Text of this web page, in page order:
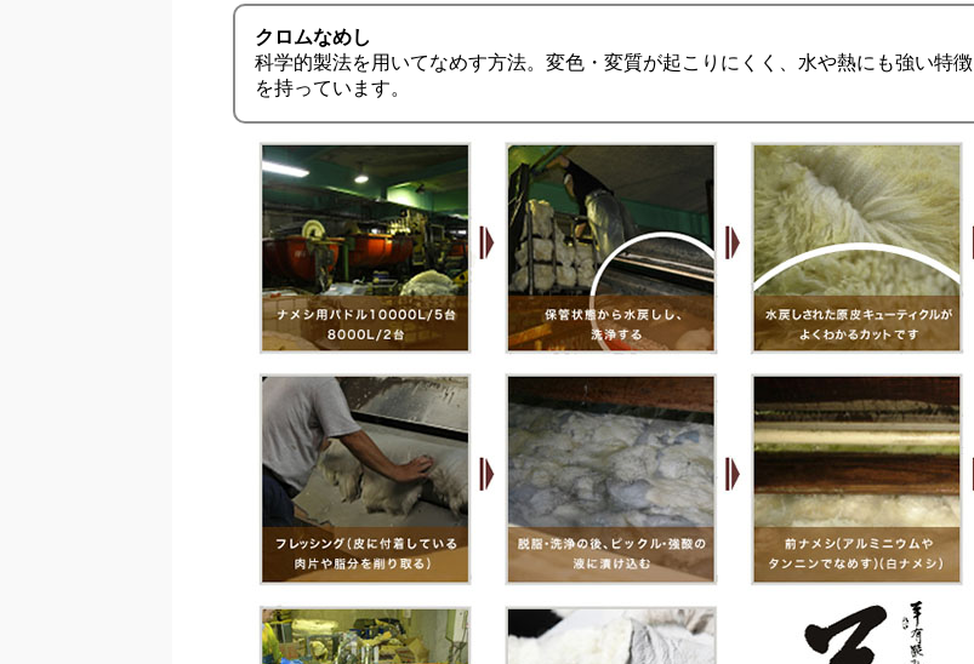
クロムなめし
科学的製法を用いてなめす方法。変色・変質が起こりにくく、水や熱にも強い特徴
を持っています。